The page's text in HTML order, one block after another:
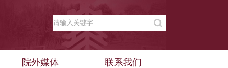
院外媒体 联系我们